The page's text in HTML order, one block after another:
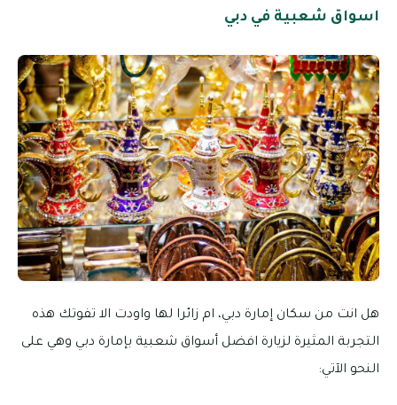
اسواق شعبية في دبي
هل انت من سكان إمارة دبي، ام زائرا لها واودت الا تفوتك هذه
التجربة المثيرة لزيارة افضل أسواق شعبية بإمارة دبي وهي على
النحو الآتي: